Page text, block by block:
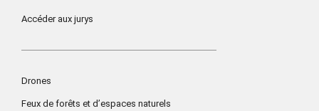
Accéder aux jurys
Drones
Feux de forêts et d’espaces naturels